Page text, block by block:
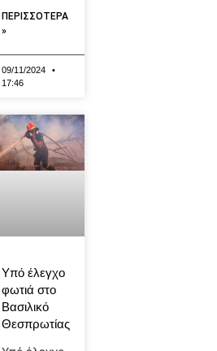
ΠΕΡΙΣΣΟΤΕΡΑ
»
09/11/2024
17:46
Υπό έλεγχο
φωτιά στο
Βασιλικό
Θεσπρωτίας